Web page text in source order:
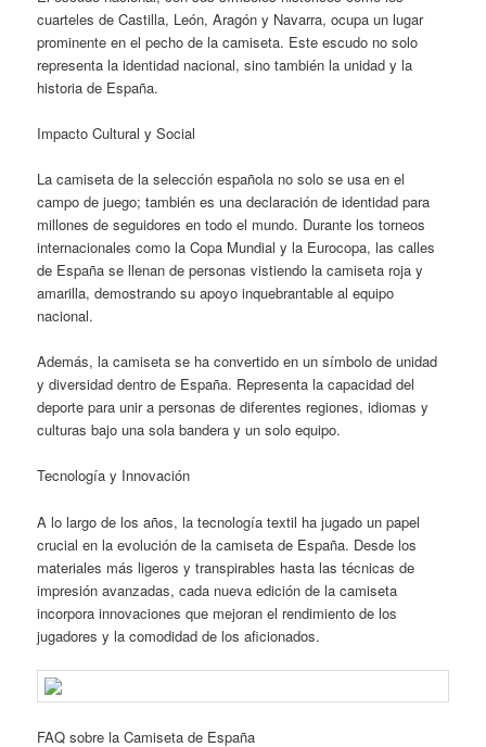
cuarteles de Castilla, León, Aragón y Navarra, ocupa un lugar
prominente en el pecho de la camiseta. Este escudo no solo
representa la identidad nacional, sino también la unidad y la
historia de España.
Impacto Cultural y Social
La camiseta de la selección española no solo se usa en el
campo de juego; también es una declaración de identidad para
millones de seguidores en todo el mundo. Durante los torneos
internacionales como la Copa Mundial y la Eurocopa, las calles
de España se llenan de personas vistiendo la camiseta roja y
amarilla, demostrando su apoyo inquebrantable al equipo
nacional.
Además, la camiseta se ha convertido en un símbolo de unidad
y diversidad dentro de España. Representa la capacidad del
deporte para unir a personas de diferentes regiones, idiomas y
culturas bajo una sola bandera y un solo equipo.
Tecnología y Innovación
A lo largo de los años, la tecnología textil ha jugado un papel
crucial en la evolución de la camiseta de España. Desde los
materiales más ligeros y transpirables hasta las técnicas de
impresión avanzadas, cada nueva edición de la camiseta
incorpora innovaciones que mejoran el rendimiento de los
jugadores y la comodidad de los aficionados.
FAQ sobre la Camiseta de España